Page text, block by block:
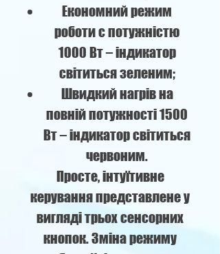
Економний режим
роботи с потужністю
1000 Вт – індикатор
світиться зеленим;
Швидкий нагрів на
повній потужності 1500
Вт – індикатор світиться
червоним.
Просте, інтуїтивне
керування представлене у
вигляді трьох сенсорних
кнопок. Зміна режиму